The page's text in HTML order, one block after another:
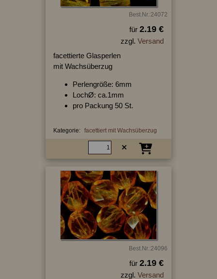
Best.Nr.:24072
für 2.19 €
zzgl. Versand
facettierte Glasperlen
mit Wachsüberzug
Perlengröße: 6mm
LochØ: ca.1mm
pro Packung 50 St.
Kategorie: facettiert mit Wachsüberzug
Best.Nr.:24096
für 2.19 €
zzgl. Versand